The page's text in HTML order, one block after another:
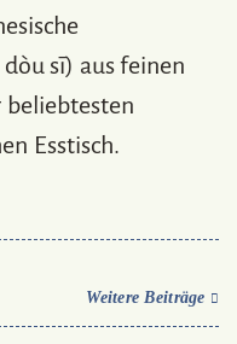
sī) aus feinen
Esstisch.
Weitere Beiträge